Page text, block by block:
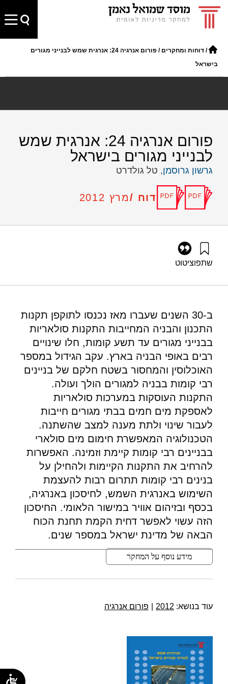
/ דוחות ומחקרים /
פורום אנרגיה 24: אנרגית שמש לבנייני מגורים
בישראל
פורום אנרגיה 24: אנרגית שמש
לבנייני מגורים בישראל
גרשון גרוסמן, טל גולדרט
דוח /מרץ 2012
שתפוציטוט
ב-30 השנים שעברו מאז נכנסו לתוקפן תקנות
התכנון והבניה המחייבות התקנות סולאריות
בבנייני מגורים עד תשע קומות, חלו שינויים
רבים באופי הבניה בארץ. עקב הגידול במספר
האוכלוסין והמחסור בשטח חלקם של בניינים
רבי קומות בבניה למגורים הולך ועולה.
התקנות העוסקות במערכות סולאריות
לאספקת מים חמים בבתי מגורים חייבות
לעבור שינוי ולתת מענה למצב שהשתנה.
הטכנולוגיה המאפשרת חימום מים סולארי
בבניינים רבי קומות קיימת וזמינה. האפשרות
להרחיב את התקנות הקיימות ולהחילן על
בנינים רבי קומות תתרום רבות להעצמת
השימוש באנרגית השמש, לחיסכון באנרגיה,
בכסף ובזיהום אוויר במישור הלאומי. החיסכון
הזה עשוי לאפשר דחית הקמת תחנת הכוח
הבאה של מדינת ישראל במספר שנים.
מידע נוסף על המחקר
עוד בנושא: 2012 פורום אנרגיה